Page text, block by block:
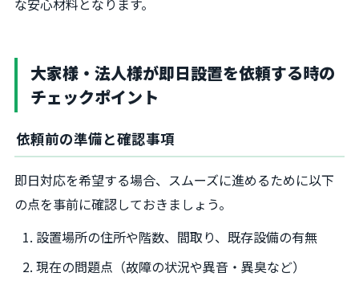
な安心材料となります。
大家様・法人様が即日設置を依頼する時の
チェックポイント
依頼前の準備と確認事項
即日対応を希望する場合、スムーズに進めるために以下
の点を事前に確認しておきましょう。
設置場所の住所や階数、間取り、既存設備の有無
現在の問題点（故障の状況や異音・異臭など）